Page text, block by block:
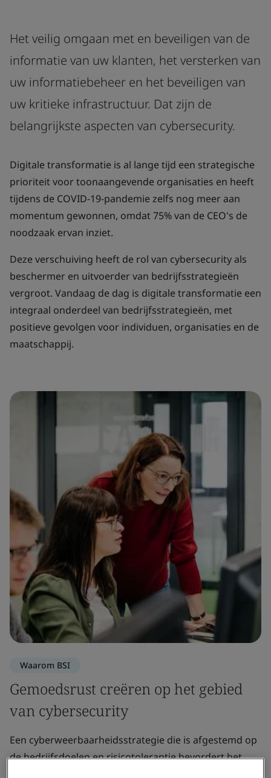
Het veilig omgaan met en beveiligen van de
informatie van uw klanten, het versterken van
uw informatiebeheer en het beveiligen van
uw kritieke infrastructuur. Dat zijn de
belangrijkste aspecten van cybersecurity.
Digitale transformatie is al lange tijd een strategische
prioriteit voor toonaangevende organisaties en heeft
tijdens de COVID-19-pandemie zelfs nog meer aan
momentum gewonnen, omdat 75% van de CEO's de
noodzaak ervan inziet.
Deze verschuiving heeft de rol van cybersecurity als
beschermer en uitvoerder van bedrijfsstrategieën
vergroot. Vandaag de dag is digitale transformatie een
integraal onderdeel van bedrijfsstrategieën, met
positieve gevolgen voor individuen, organisaties en de
maatschappij.
Waarom BSI
Gemoedsrust creëren op het gebied
van cybersecurity
Een cyberweerbaarheidsstrategie die is afgestemd op
de bedrijfsdoelen en risicotolerantie bevordert het